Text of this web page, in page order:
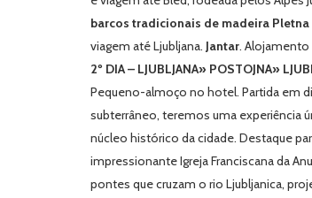
barcos tradicionais de madeira Pletna
viagem até Ljubljana. Jantar. Alojamento
2º DIA – LJUBLJANA» POSTOJNA»
Pequeno-almoço no hotel. Partida em
subterrâneo, teremos uma experiência
núcleo histórico da cidade. Destaque
impressionante Igreja Franciscana da
pontes que cruzam o rio Ljubljanica,